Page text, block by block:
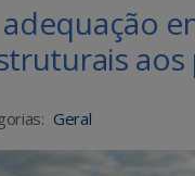
adequação
aos
Geral